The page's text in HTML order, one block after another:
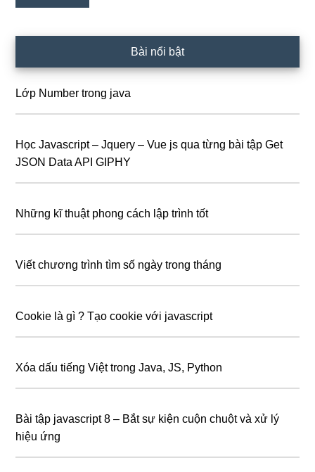
Bài nổi bật
Lớp Number trong java
Học Javascript – Jquery – Vue js qua từng bài tập Get
JSON Data API GIPHY
Những kĩ thuật phong cách lập trình tốt
Viết chương trình tìm số ngày trong tháng
Cookie là gì ? Tạo cookie với javascript
Xóa dấu tiếng Việt trong Java, JS, Python
Bài tập javascript 8 – Bắt sự kiện cuộn chuột và xử lý
hiệu ứng